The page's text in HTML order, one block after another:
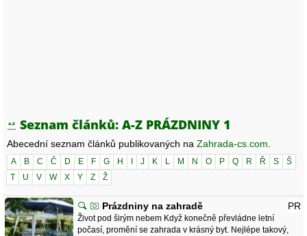
Seznam článků: A-Z PRÁZDNINY 1
Abecední seznam článků publikovaných na Zahrada-cs.com
A B C Č D E F G H J K L M N O P Q R Ř S
Š
T
U V W X Y Z Ž
Prázdniny na zahradě PR
Život pod širým nebem Když konečně převládne letní
počasí, promění se zahrada v krásný byt. Nejlépe takový,